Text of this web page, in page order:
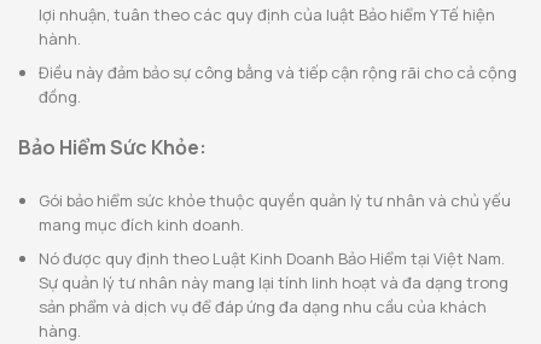
lợi nhuận, tuân theo các quy định của luật Bảo hiểm Y Tế hiện
hành.
Điều này đảm bảo sự công bằng và tiếp cận rộng rãi cho cả cộng
đồng.
Bảo Hiểm Sức Khỏe:
Gói bảo hiểm sức khỏe thuộc quyền quản lý tư nhân và chủ yếu
mang mục đích kinh doanh.
Nó được quy định theo Luật Kinh Doanh Bảo Hiểm tại Việt Nam.
Sự quản lý tư nhân này mang lại tính linh hoạt và đa dạng trong
sản phẩm và dịch vụ để đáp ứng đa dạng nhu cầu của khách
hàng.